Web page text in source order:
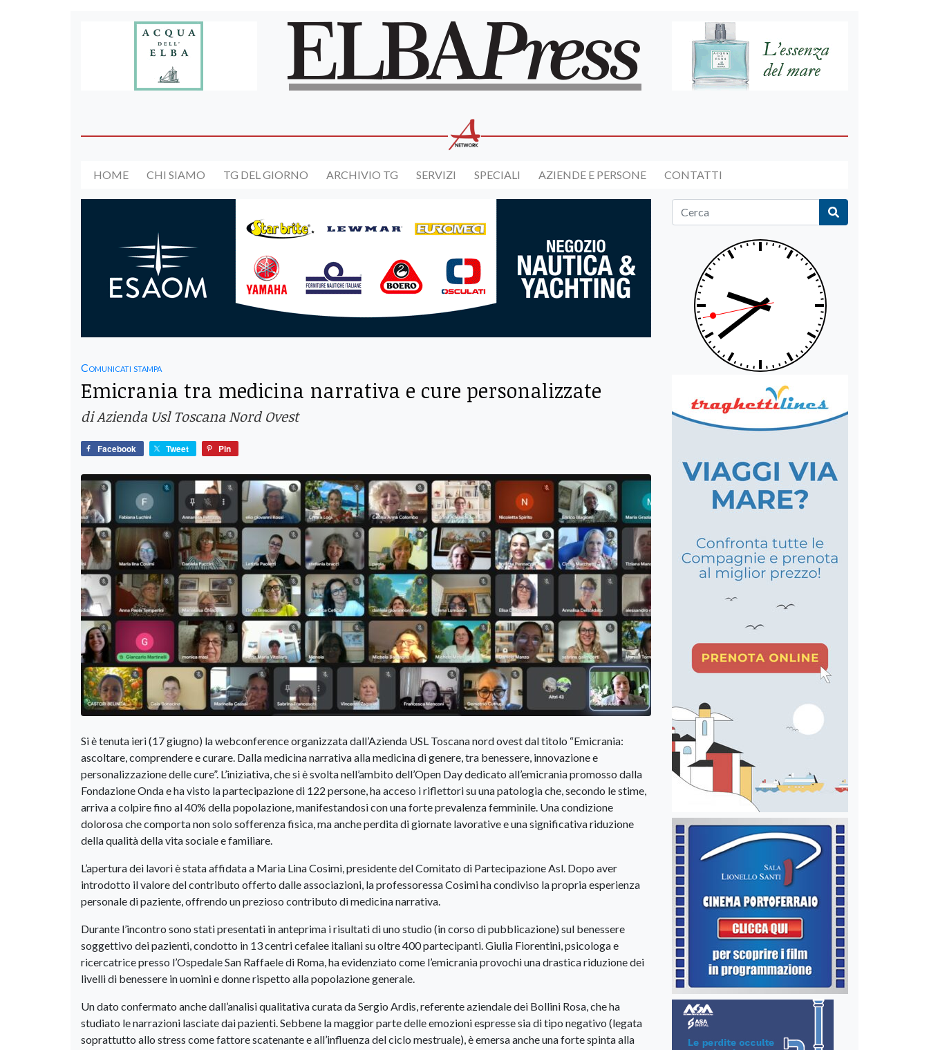
HOME CHI SIAMO TG DEL GIORNO ARCHIVIO TG SERVIZI SPECIALI AZIENDE E PERSONE CONTATTI
Comunicati stampa
Emicrania tra medicina narrativa e cure personalizzate
di Azienda Usl Toscana Nord Ovest
Facebook Tweet Pin
Si è tenuta ieri (17 giugno) la webconference organizzata dall’Azienda USL Toscana nord ovest dal titolo “Emicrania:
ascoltare, comprendere e curare. Dalla medicina narrativa alla medicina di genere, tra benessere, innovazione e
personalizzazione delle cure”. L’iniziativa, che si è svolta nell’ambito dell’Open Day dedicato all’emicrania promosso dalla
Fondazione Onda e ha visto la partecipazione di 122 persone, ha acceso i riflettori su una patologia che, secondo le stime,
arriva a colpire fino al 40% della popolazione, manifestandosi con una forte prevalenza femminile. Una condizione
dolorosa che comporta non solo sofferenza fisica, ma anche perdita di giornate lavorative e una significativa riduzione
della qualità della vita sociale e familiare.
​L’apertura dei lavori è stata affidata a Maria Lina Cosimi, presidente del Comitato di Partecipazione Asl. Dopo aver
introdotto il valore del contributo offerto dalle associazioni, la professoressa Cosimi ha condiviso la propria esperienza
personale di paziente, offrendo un prezioso contributo di medicina narrativa.
​Durante l’incontro sono stati presentati in anteprima i risultati di uno studio (in corso di pubblicazione) sul benessere
soggettivo dei pazienti, condotto in 13 centri cefalee italiani su oltre 400 partecipanti. Giulia Fiorentini, psicologa e
ricercatrice presso l’Ospedale San Raffaele di Roma, ha evidenziato come l’emicrania provochi una drastica riduzione dei
livelli di benessere in uomini e donne rispetto alla popolazione generale.
​Un dato confermato anche dall’analisi qualitativa curata da Sergio Ardis, referente aziendale dei Bollini Rosa, che ha
studiato le narrazioni lasciate dai pazienti. Sebbene la maggior parte delle emozioni espresse sia di tipo negativo (legata
soprattutto allo stress come fattore scatenante e all’influenza del ciclo mestruale), è emersa anche una forte spinta alla